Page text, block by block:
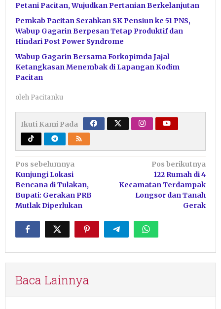
Petani Pacitan, Wujudkan Pertanian Berkelanjutan
Pemkab Pacitan Serahkan SK Pensiun ke 51 PNS,
Wabup Gagarin Berpesan Tetap Produktif dan
Hindari Post Power Syndrome
Wabup Gagarin Bersama Forkopimda Jajal
Ketangkasan Menembak di Lapangan Kodim
Pacitan
oleh Pacitanku
Ikuti Kami Pada
Navigasi
pos
Pos sebelumnya
Kunjungi Lokasi
Bencana di Tulakan,
Bupati: Gerakan PRB
Mutlak Diperlukan
Pos berikutnya
122 Rumah di 4
Kecamatan Terdampak
Longsor dan Tanah
Gerak
Baca Lainnya